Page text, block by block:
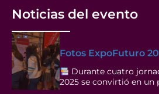
Noticias del evento
Fotos ExpoFuturo
Durante cuatro
2025 se convirtió en un